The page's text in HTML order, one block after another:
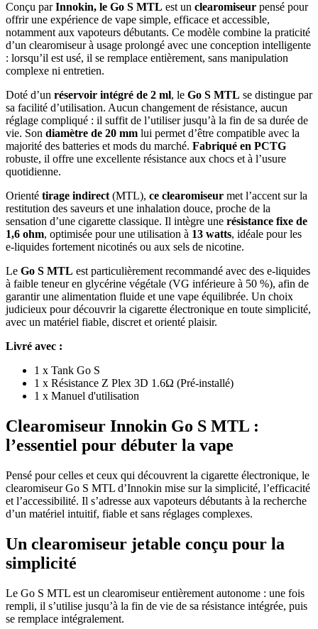
Conçu parInnokin, le Go S MTL est un clearomiseur pensé pour
offrir une expérience de vape simple, efficace et accessible,
notamment aux vapoteurs débutants. Ce modèle combine la praticité
d’un clearomiseur à usage prolongé avec une conception intelligente
: lorsqu’il est usé, il se remplace entièrement, sans manipulation
complexe ni entretien.
Doté d’un réservoir intégré de 2 ml, le Go S MTL se distingue par
sa facilité d’utilisation. Aucun changement de résistance, aucun
réglage compliqué : il suffit de l’utiliser jusqu’à la fin de sa durée de
vie. Son diamètre de 20 mm lui permet d’être compatible avec la
majorité des batteries et mods du marché. Fabriqué en PCTG
robuste, il offre une excellente résistance aux chocs et à l’usure
quotidienne.
Orienté tirage indirect(MTL), ce clearomiseur met l’accent sur la
restitution des saveurs et une inhalation douce, proche de la
sensation d’une cigarette classique. Il intègre une résistance fixe de
1,6 ohm, optimisée pour une utilisation à 13 watts, idéale pour les
e-liquides fortement nicotinés ou aux sels de nicotine.
Le Go S MTL est particulièrement recommandé avec des e-liquides
à faible teneur en glycérine végétale (VG inférieure à 50 %), afin de
garantir une alimentation fluide et une vape équilibrée. Un choix
judicieux pour découvrir la cigarette électronique en toute simplicité,
avec un matériel fiable, discret et orienté plaisir.
Livré avec :
1 x Tank Go S
1 x Résistance Z Plex 3D 1.6Ω (Pré-installé)
1 x Manuel d'utilisation
Clearomiseur Innokin Go S MTL :
l’essentiel pour débuter la vape
Pensé pour celles et ceux qui découvrent la cigarette électronique, le
clearomiseur Go S MTL d’Innokin mise sur la simplicité, l’efficacité
et l’accessibilité. Il s’adresse aux vapoteurs débutants à la recherche
d’un matériel intuitif, fiable et sans réglages complexes.
Un clearomiseur jetable conçu pour la
simplicité
Le Go S MTL est un clearomiseur entièrement autonome : une fois
rempli, il s’utilise jusqu’à la fin de vie de sa résistance intégrée, puis
se remplace intégralement.